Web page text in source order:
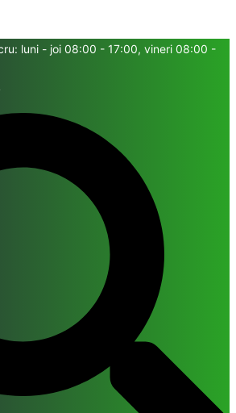
luni - joi 08:00 - 17:00, vineri 08:00 -